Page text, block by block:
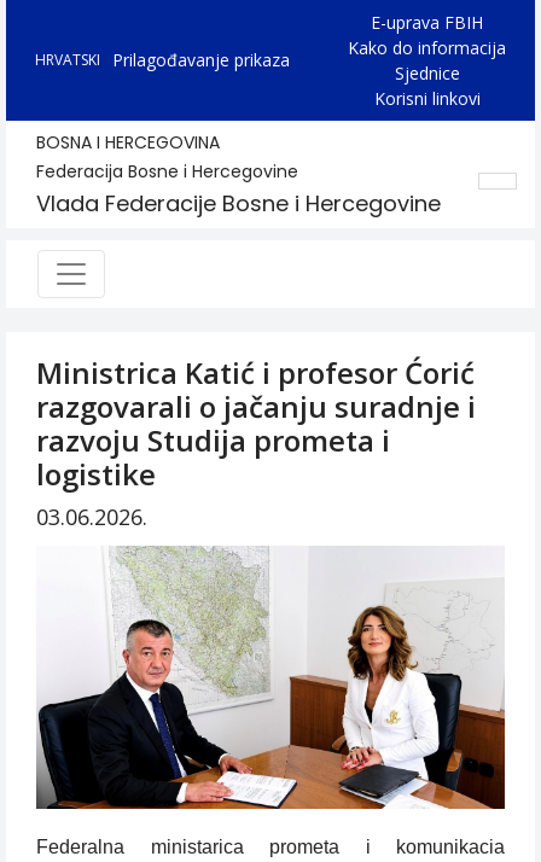
HRVATSKI Prilagođavanje prikaza
E-uprava FBIH
Kako do informacija
Sjednice
Korisni linkovi
BOSNA I HERCEGOVINA
Federacija Bosne i Hercegovine
Vlada Federacije Bosne i Hercegovine
Ministrica Katić i profesor Ćorić
razgovarali o jačanju suradnje i
razvoju Studija prometa i
logistike
03.06.2026.
Federalna ministarica prometa i komunikacia